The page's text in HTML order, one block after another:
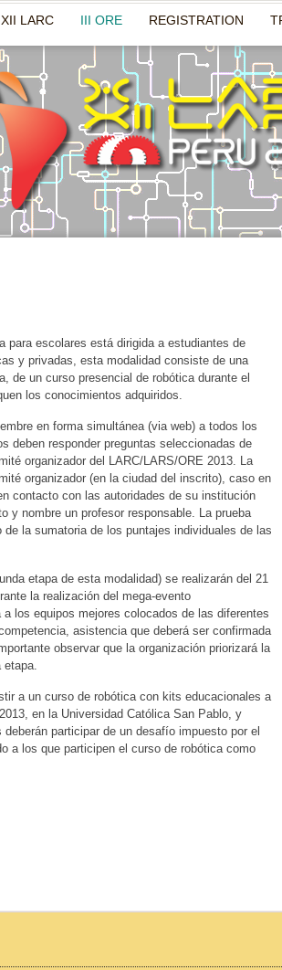
XII LARC III ORE REGISTRATION
para escolares está dirigida a estudiantes de
y privadas, esta modalidad consiste de una
de un curso presencial de robótica durante el
los conocimientos adquiridos.
en forma simultánea (via web) a todos los
deben responder preguntas seleccionadas de
organizador del LARC/LARS/ORE 2013. La
organizador (en la ciudad del inscrito), caso en
contacto con las autoridades de su institución
y nombre un profesor responsable. La prueba
la sumatoria de los puntajes individuales de las
etapa de esta modalidad) se realizarán del 21
la realización del mega-evento
los equipos mejores colocados de las diferentes
asistencia que deberá ser confirmada
observar que la organización priorizará la
etapa.
a un curso de robótica con kits educacionales a
en la Universidad Católica San Pablo, y
participar de un desafío impuesto por el
a los que participen el curso de robótica como